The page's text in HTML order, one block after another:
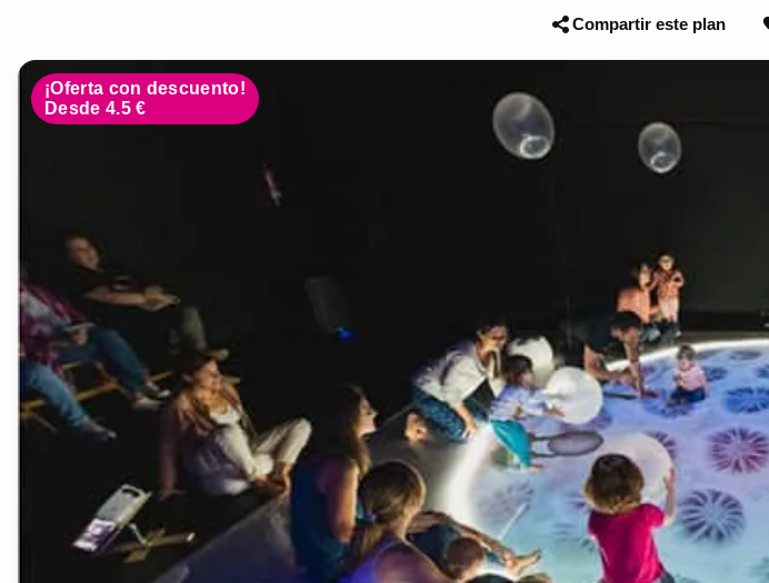
Compartir este plan
¡Oferta con descuento!
Desde 4.5 €